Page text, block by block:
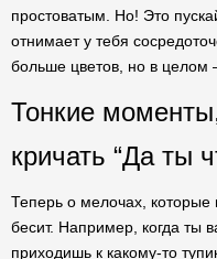
простоватым. Но! Это
отнимает у тебя
больше цветов, но в
Тонкие
кричать “Да ты
Теперь о мелочах, которые
бесит. Например, когда ты
приходишь к какому-то